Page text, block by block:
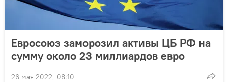
Евросоюз заморозил активы ЦБ РФ на
сумму около 23 миллиардов евро
26 мая 2022, 08:10